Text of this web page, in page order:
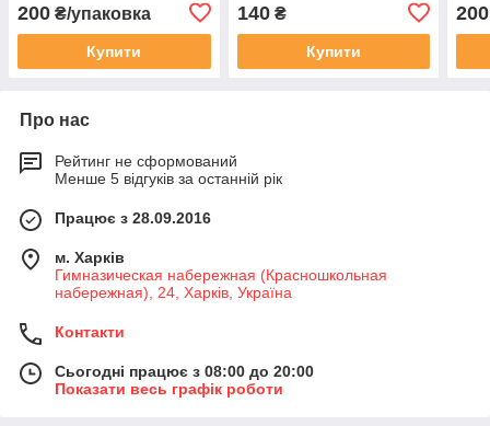
200 ₴/упаковка
Купити
140₴
Купити
200
Про нас
Рейтинг не сформований
Менше 5 відгуків за останній рік
Працює з 28.09.2016
м. Харків
Гимназическая набережная (Красношкольная
набережная), 24, Харків, Україна
Контакти
Сьогодні працює з 08:00 до 20:00
Показати весь графік роботи